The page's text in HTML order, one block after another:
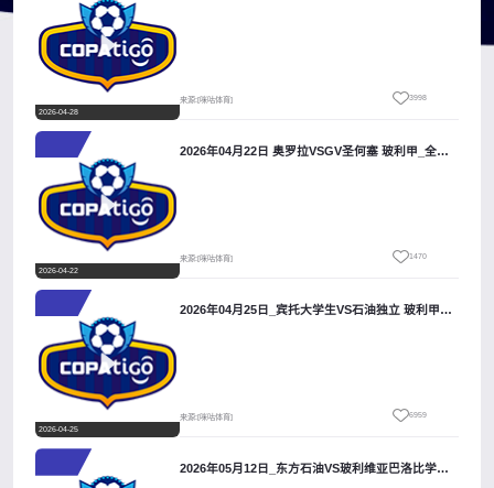
2026-04-28
来源:[咪咕体育] 3998
2026-04-22
2026年04月22日 奥罗拉VSGV圣何塞 玻利甲_全场录像【视频集锦】
来源:[咪咕体育] 1470
2026-04-25
2026年04月25日_宾托大学生VS石油独立 玻利甲录像_高清录像【全场回放】
来源:[咪咕体育] 6959
2026年05月12日_东方石油VS玻利维亚巴洛比学院 玻利甲录像_全场录像【全场回放】